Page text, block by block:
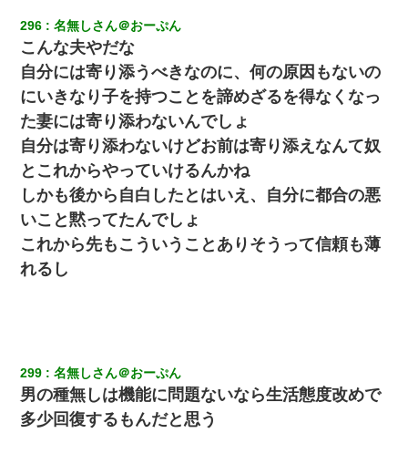
296 名無しさん＠おーぷん
こんな夫やだな
自分には寄り添うべきなのに、何の原因もないの
にいきなり子を持つことを諦めざるを得なくなっ
た妻には寄り添わないんでしょ
自分は寄り添わないけどお前は寄り添えなんて奴
とこれからやっていけるんかね
しかも後から自白したとはいえ、自分に都合の悪
いこと黙ってたんでしょ
これから先もこういうことありそうって信頼も薄
れるし
299 名無しさん＠おーぷん
男の種無しは機能に問題ないなら生活態度改めで
多少回復するもんだと思う